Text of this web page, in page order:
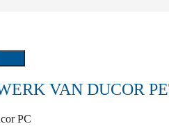
Verzenden
VAN DUCOR